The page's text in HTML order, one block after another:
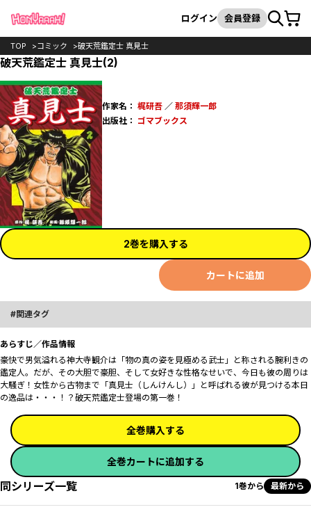
検索
ログイン 会員登録カート
TOP コミック 破天荒鑑定士 真見士
破天荒鑑定士 真見士(2)
作家名： 梶研吾／ 那須輝一郎
出版社： ゴマブックス
2巻を購入する
カートに追加
関連タグ
あらすじ／作品情報
豪快で男気溢れる神大寺観介は「物の真の姿を見極める武士」と称される腕利きの
鑑定人。だが、その大胆で豪胆、そして女好きな性格なせいで、今日も彼の周りは
大騒ぎ！女性から古物まで「真見士（しんけんし）」と呼ばれる彼が見つける本日
の逸品は・・・！？破天荒鑑定士登場の第一巻！
全巻購入する
全巻カートに追加する
同シリーズ一覧 1巻から 最新から